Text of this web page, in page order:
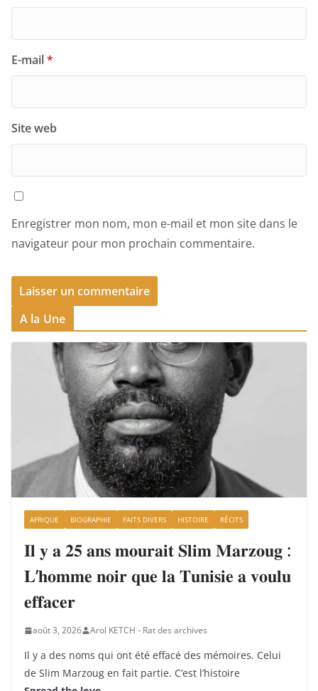
E-mail*
Site web
Enregistrer mon nom, mon e-mail et mon site dans le
navigateur pour mon prochain commentaire.
A la Une
AFRIQUE BIOGRAPHIE FAITS DIVERS HISTOIRE RÉCITS
𝐈𝐥 𝐲 𝐚 𝟐𝟓 𝐚𝐧𝐬 𝐦𝐨𝐮𝐫𝐚𝐢𝐭 𝐒𝐥𝐢𝐦 𝐌𝐚𝐫𝐳𝐨𝐮𝐠 :
𝐋’𝐡𝐨𝐦𝐦𝐞 𝐧𝐨𝐢𝐫 𝐪𝐮𝐞 𝐥𝐚 𝐓𝐮𝐧𝐢𝐬𝐢𝐞 𝐚 𝐯𝐨𝐮𝐥𝐮
𝐞𝐟𝐟𝐚𝐜𝐞𝐫
août 3, 2026 Arol KETCH - Rat des archives
Il y a des noms qui ont été effacé des mémoires. Celui
de Slim Marzoug en fait partie. C’est l’histoire